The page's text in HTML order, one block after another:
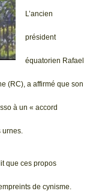
L’ancien
président
équatorien Rafael
(RC), a affirmé que son
à un « accord
urnes.
que ces propos
de cynisme.